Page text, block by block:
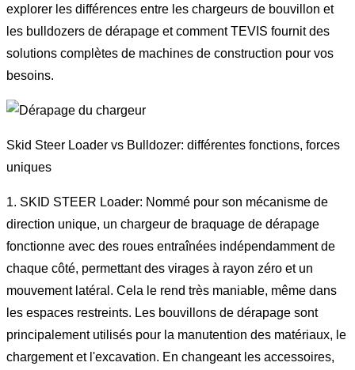
explorer les différences entre les chargeurs de bouvillon et
les bulldozers de dérapage et comment TEVIS fournit des
solutions complètes de machines de construction pour vos
besoins.
Skid Steer Loader vs Bulldozer: différentes fonctions, forces
uniques
1. SKID STEER Loader: Nommé pour son mécanisme de
direction unique, un chargeur de braquage de dérapage
fonctionne avec des roues entraînées indépendamment de
chaque côté, permettant des virages à rayon zéro et un
mouvement latéral. Cela le rend très maniable, même dans
les espaces restreints. Les bouvillons de dérapage sont
principalement utilisés pour la manutention des matériaux, le
chargement et l'excavation. En changeant les accessoires,